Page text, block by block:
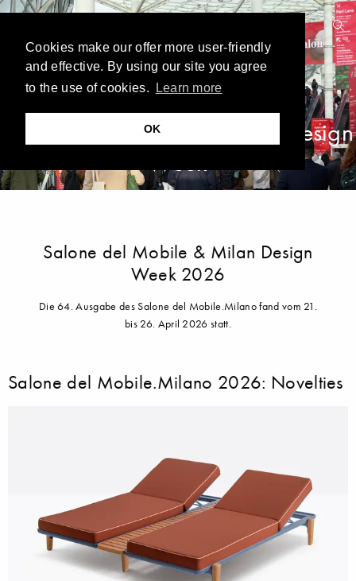
Cookies make our offer more user-friendly
and effective. By using our site you agree
to the use of cookies.
Learn more
OK
Salone del Mobile & Milan Design
Week
Salone del Mobile & Milan Design
Week 2026
Die 64. Ausgabe des Salone del Mobile.Milano fand vom 21.
bis 26. April 2026 statt.
Salone del Mobile.Milano 2026: Novelties